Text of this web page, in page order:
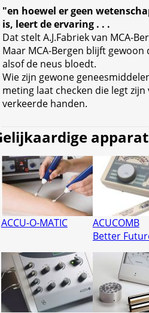
"en hoewel er geen
is, leert de ervaring . . .
Dat stelt A.J.Fabriek van MCA-
Maar MCA-Bergen blijft
alsof de neus bloedt.
Wie zijn gewone
meting laat checken die legt
verkeerde handen.
ACCU-O-MATIC
ACUCOMB
Better